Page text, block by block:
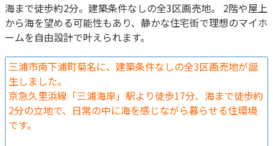
海まで徒歩約2分。建築条件なしの全3区画売地。 2階や屋上
から海を望める可能性もあり、静かな住宅街で理想のマイホ
ームを自由設計で叶えられます。
三浦市南下浦町菊名に、建築条件なしの全3区画売地が誕
生しました。
京急久里浜線「三浦海岸」駅より徒歩17分、海まで徒歩約
2分の立地で、日常の中に海を感じながら暮らせる住環境
です。